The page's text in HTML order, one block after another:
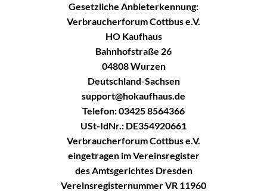
Gesetzliche Anbieterkennung:
Verbraucherforum Cottbus e.V.
HO Kaufhaus
Bahnhofstraße 26
04808 Wurzen
Deutschland-Sachsen
support@hokaufhaus.de
Telefon: 03425 8564366
USt-IdNr.: DE354920661
Verbraucherforum Cottbus e.V.
eingetragen im Vereinsregister
des Amtsgerichtes Dresden
Vereinsregisternummer VR 11960